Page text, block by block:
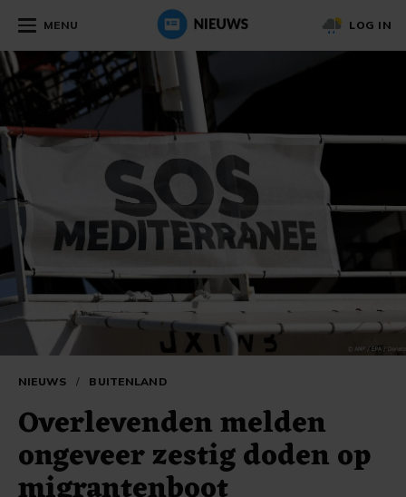
MENU LOG IN
NIEUWS / BUITENLAND
Overlevenden melden
ongeveer zestig doden op